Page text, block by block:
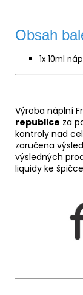
Obsah
1x 10ml
Výroba náplní
republice za
kontroly nad
zaručena
výsledných
liquidy ke